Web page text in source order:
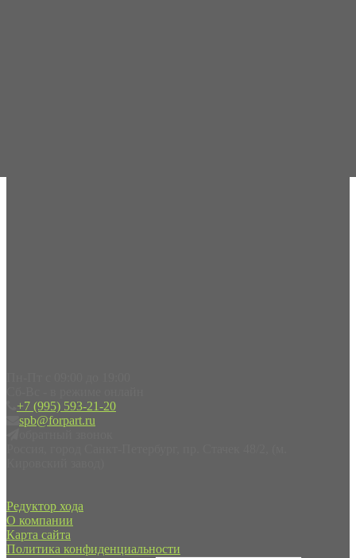
+7 (995) 593-21-20
spb@forpart.ru
Редуктор хода
О компании
Карта сайта
Политика конфиденциальности